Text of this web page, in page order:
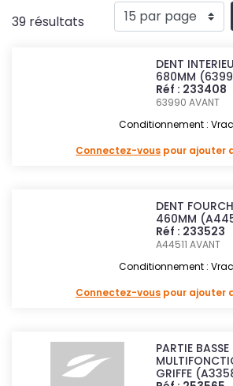
39 résultats
DENT
680MM
Réf : 233408
63990AVANT
Conditionnement : Vrac
Connectez-vous pour ajouter
DENT
460MM
Réf : 233523
A44511AVANT
Conditionnement : Vrac
Connectez-vous pour ajouter
PARTIE
GRIFFE